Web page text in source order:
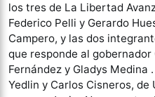
los tres de La Libertad
Federico Pelli y Gerardo
Campero, y las dos
que responde al gobernador
Fernández y Gladys Medina
Yedlin y Carlos Cisneros, de